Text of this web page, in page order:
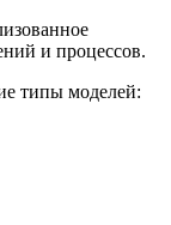
и процессов.
типы моделей: